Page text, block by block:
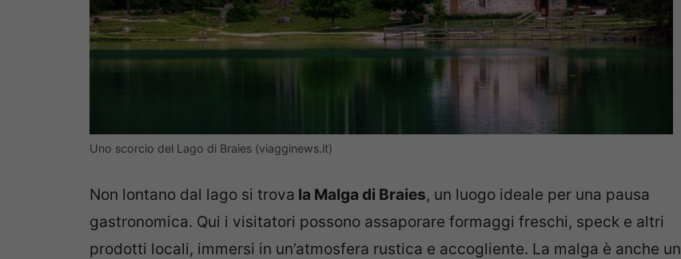
Uno scorcio del Lago di Braies (viagginews.it)
Non lontano dal lago si trova la Malga di Braies, un luogo ideale per una pausa
gastronomica. Qui i visitatori possono assaporare formaggi freschi, speck e altri
prodotti locali, immersi in un’atmosfera rustica e accogliente. La malga è anche un